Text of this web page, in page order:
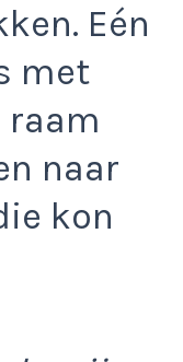
Eén
met
raam
naar
kon